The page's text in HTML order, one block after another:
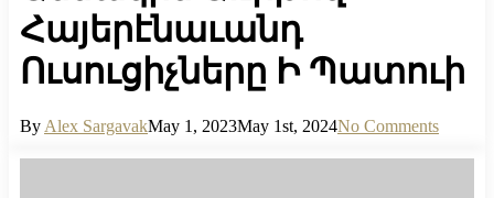
Հայերէնաւանդ
Ուսուցիչները Ի Պատուի
By Alex SargavakMay 1, 2023May 1st, 2024No Comments